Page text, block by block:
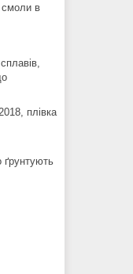
смоли в
плівка
ґрунтують